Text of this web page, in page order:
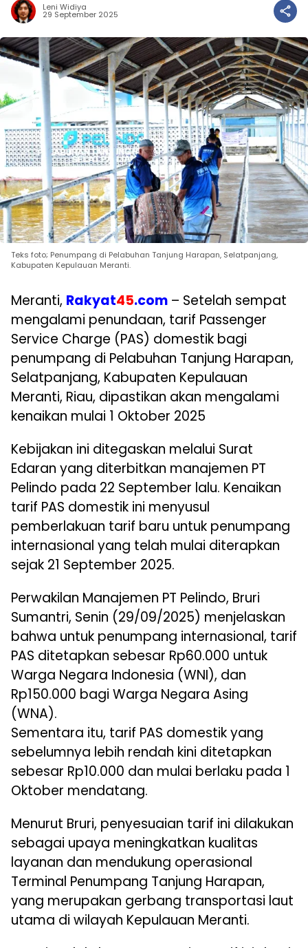
Leni Widiya
29 September 2025
Teks foto; Penumpang di Pelabuhan Tanjung Harapan, Selatpanjang,
Kabupaten Kepulauan Meranti.
Meranti, Rakyat45.com – Setelah sempat
mengalami penundaan, tarif Passenger
Service Charge (PAS) domestik bagi
penumpang di Pelabuhan Tanjung Harapan,
Selatpanjang, Kabupaten Kepulauan
Meranti, Riau, dipastikan akan mengalami
kenaikan mulai 1 Oktober 2025
Kebijakan ini ditegaskan melalui Surat
Edaran yang diterbitkan manajemen PT
Pelindo pada 22 September lalu. Kenaikan
tarif PAS domestik ini menyusul
pemberlakuan tarif baru untuk penumpang
internasional yang telah mulai diterapkan
sejak 21 September 2025.
Perwakilan Manajemen PT Pelindo, Bruri
Sumantri, Senin (29/09/2025) menjelaskan
bahwa untuk penumpang internasional, tarif
PAS ditetapkan sebesar Rp60.000 untuk
Warga Negara Indonesia (WNI), dan
Rp150.000 bagi Warga Negara Asing
(WNA).
Sementara itu, tarif PAS domestik yang
sebelumnya lebih rendah kini ditetapkan
sebesar Rp10.000 dan mulai berlaku pada 1
Oktober mendatang.
Menurut Bruri, penyesuaian tarif ini dilakukan
sebagai upaya meningkatkan kualitas
layanan dan mendukung operasional
Terminal Penumpang Tanjung Harapan,
yang merupakan gerbang transportasi laut
utama di wilayah Kepulauan Meranti.